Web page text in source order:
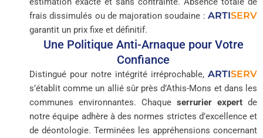
frais dissimulés ou de majoration soudaine : ARTISERV
garantit un prix fixe et définitif.
Une Politique Anti-Arnaque pour Votre
Confiance
Distingué pour notre intégrité irréprochable, ARTISERV
s’établit comme un allié sûr près d’Athis-Mons et dans les
communes environnantes. Chaque serrurier expert de
notre équipe adhère à des normes strictes d’excellence et
de déontologie. Terminées les appréhensions concernant